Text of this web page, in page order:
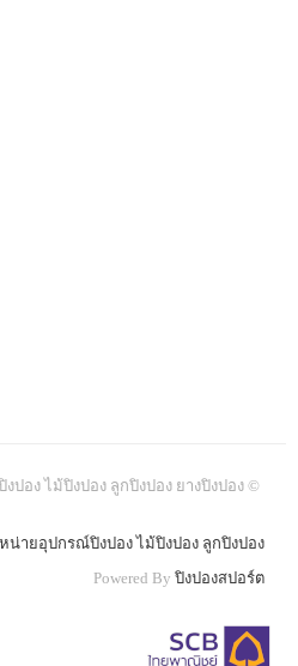
ปอง ไม้ปิงปอง ลูกปิงปอง ยางปิงปอง ©
หน่ายอุปกรณ์ปิงปอง ไม้ปิงปอง ลูกปิงปอง
Powered By ปิงปองสปอร์ต